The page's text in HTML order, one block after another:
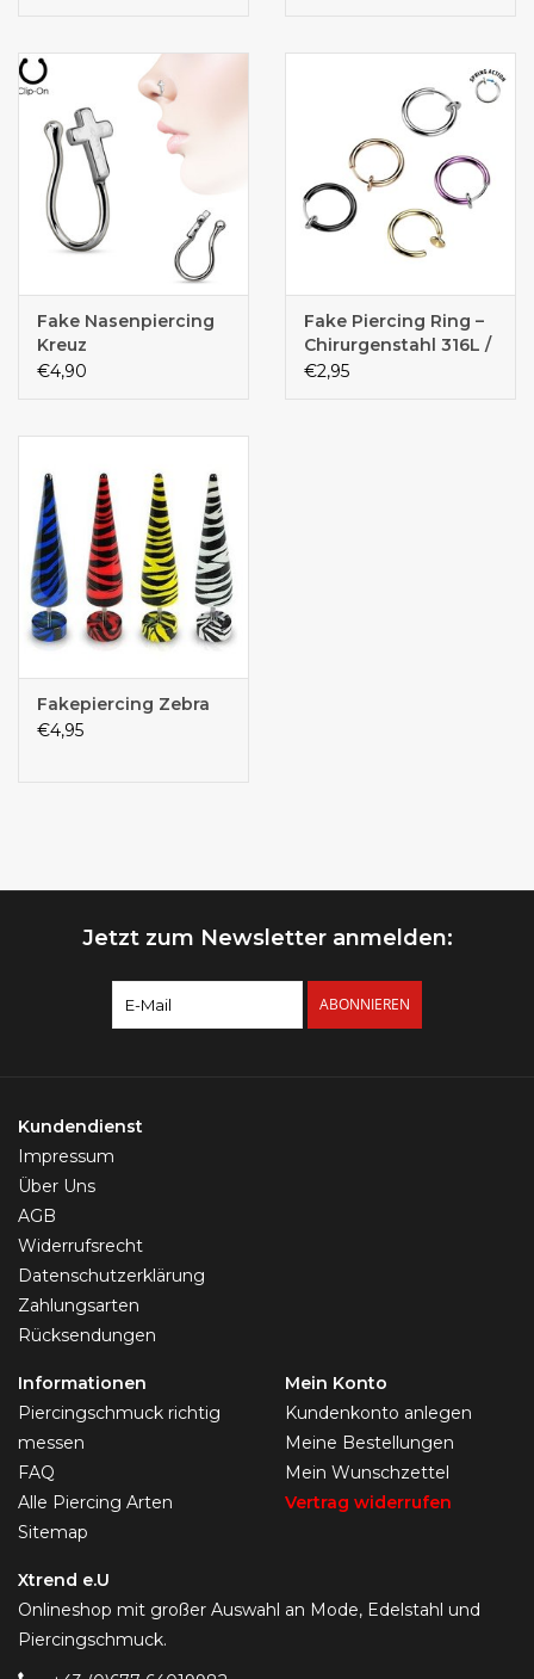
Fake Nasenpiercing
Kreuz
€4,90
Fake Piercing Ring –
Chirurgenstahl 316L /
Titanium IP Over |
€2,95
Fakepiercing Zebra
€4,95
Jetzt zum Newsletter anmelden:
ABONNIEREN
Kundendienst
Impressum
Über Uns
AGB
Widerrufsrecht
Datenschutzerklärung
Zahlungsarten
Rücksendungen
Informationen
Piercingschmuck richtig
messen
FAQ
Alle Piercing Arten
Sitemap
Mein Konto
Kundenkonto anlegen
Meine Bestellungen
Mein Wunschzettel
Vertrag widerrufen
Xtrend e.U
Onlineshop mit großer Auswahl an Mode, Edelstahl und
Piercingschmuck.